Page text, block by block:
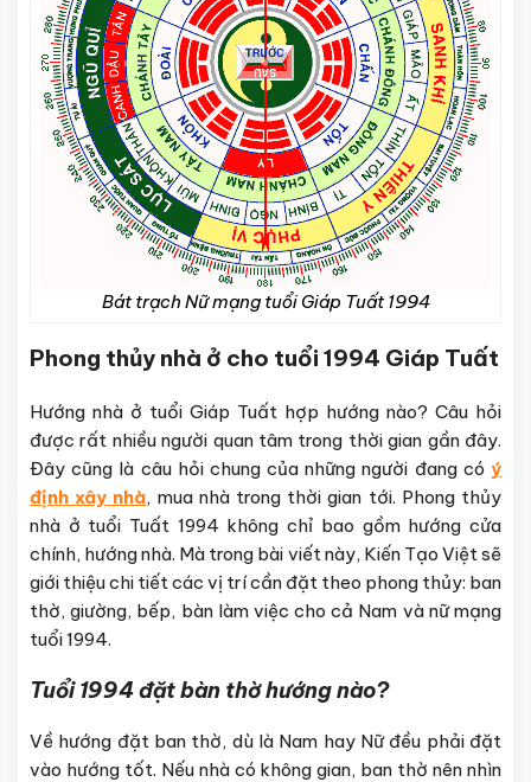
Bát trạch Nữ mạng tuổi Giáp Tuất 1994
Phong thủy nhà ở cho tuổi 1994 Giáp Tuất
Hướng nhà ở tuổi Giáp Tuất hợp hướng nào? Câu hỏi
được rất nhiều người quan tâm trong thời gian gần đây.
Đây cũng là câu hỏi chung của những người đang có ý
định xây nhà, mua nhà trong thời gian tới. Phong thủy
nhà ở tuổi Tuất 1994 không chỉ bao gồm hướng cửa
chính, hướng nhà. Mà trong bài viết này, Kiến Tạo Việt sẽ
giới thiệu chi tiết các vị trí cần đặt theo phong thủy: ban
thờ, giường, bếp, bàn làm việc cho cả Nam và nữ mạng
tuổi 1994.
Tuổi 1994 đặt bàn thờ hướng nào?
Về hướng đặt ban thờ, dù là Nam hay Nữ đều phải đặt
vào hướng tốt. Nếu nhà có không gian, ban thờ nên nhìn